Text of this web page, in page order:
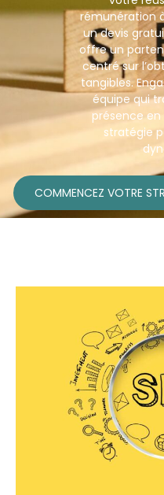
rémunération
un devis
offre un
centré sur
tangibles.
équipe qui
présence
stratégie
COMMENCEZ VOTRE